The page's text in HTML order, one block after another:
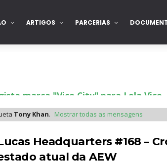
ARTIGOS PARCERIAS
marca "Vice City" para Lola Vice
Jon Moxley salvou a
Tony Khan. Mostrar todas as mensagens
Headquarters #168 –
atual da AEW